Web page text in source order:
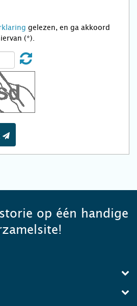
gelezen, en ga akkoord
(*).
op één handige